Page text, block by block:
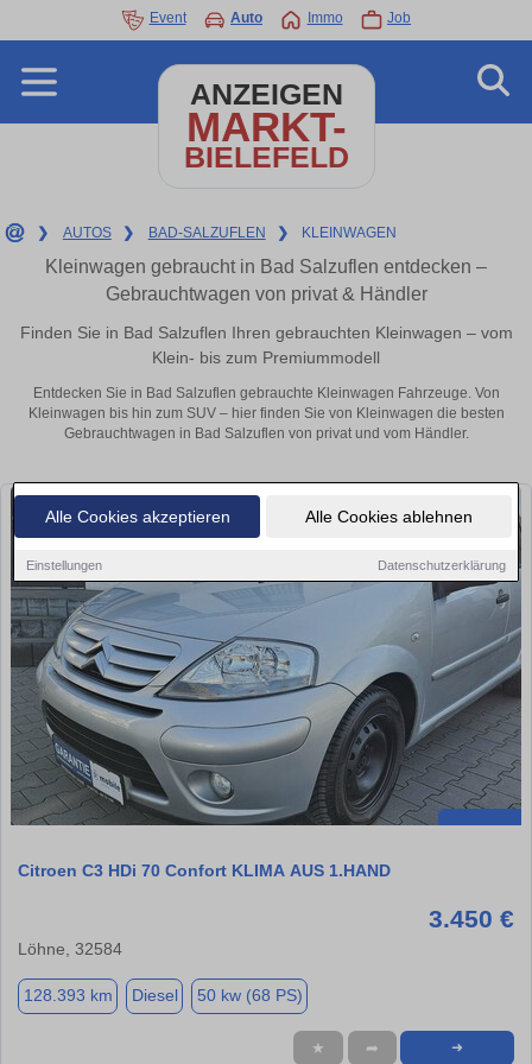
Alle Cookies akzeptieren Alle Cookies ablehnen
Einstellungen Datenschutzerklärung
Event Auto Immo Job
ANZEIGEN
MARKT-
BIELEFELD
❯ AUTOS ❯ BAD-SALZUFLEN ❯ KLEINWAGEN
Kleinwagen gebraucht in Bad Salzuflen entdecken –
Gebrauchtwagen von privat & Händler
Finden Sie in Bad Salzuflen Ihren gebrauchten Kleinwagen – vom
Klein- bis zum Premiummodell
Entdecken Sie in Bad Salzuflen gebrauchte Kleinwagen Fahrzeuge. Von
Kleinwagen bis hin zum SUV – hier finden Sie von Kleinwagen die besten
Gebrauchtwagen in Bad Salzuflen von privat und vom Händler.
Citroen C3 HDi 70 Confort KLIMA AUS 1.HAND
3.450 €
Löhne, 32584
128.393 km Diesel 50 kw (68 PS)
★ ➦ ➜